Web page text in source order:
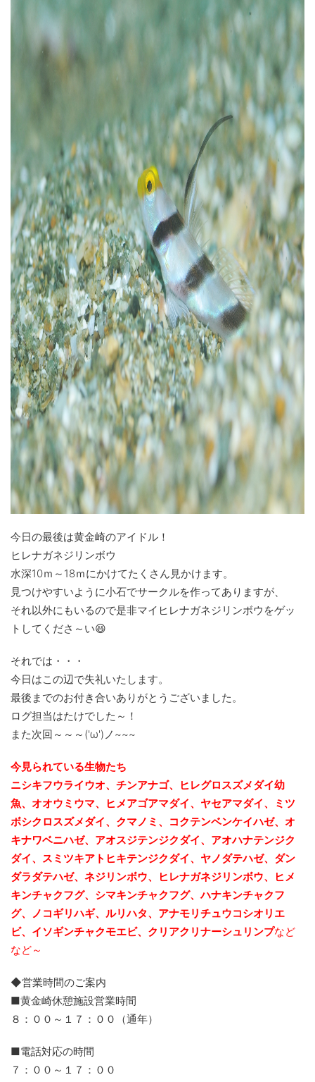
今日の最後は黄金崎のアイドル！
ヒレナガネジリンボウ
水深10ｍ～18ｍにかけてたくさん見かけます。
見つけやすいように小石でサークルを作ってありますが、
それ以外にもいるので是非マイヒレナガネジリンボウをゲッ
トしてくださ～い😆
それでは・・・
今日はこの辺で失礼いたします。
最後までのお付き合いありがとうございました。
ログ担当はたけでした～！
また次回～～～('ω')ノ~~~
今見られている生物たち
ニシキフウライウオ、チンアナゴ、ヒレグロスズメダイ幼
魚、 オオウミウマ、ヒメアゴアマダイ、ヤセアマダイ、ミツ
ボシクロスズメダイ、クマノミ、コクテンベンケイハゼ、オ
キナワベニハゼ、アオスジテンジクダイ、 アオハナテンジク
ダイ、スミツキアトヒキテンジクダイ、ヤノダテハゼ、ダン
ダラダテハゼ、ネジリンボウ、ヒレナガネジリンボウ、ヒメ
キンチャクフグ、シマキンチャクフグ、ハナキンチャクフ
グ、ノコギリハギ、ルリハタ、アナモリチュウコシオリエ
ビ、 イソギンチャクモエビ、クリアクリナーシュリンプなど
など～
◆営業時間のご案内
■黄金崎休憩施設営業時間
８：００～１７：００（通年）
■電話対応の時間
７：００～１７：００